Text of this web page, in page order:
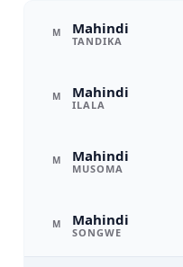
M Mahindi
TANDIKA
M Mahindi
ILALA
M Mahindi
MUSOMA
M Mahindi
SONGWE